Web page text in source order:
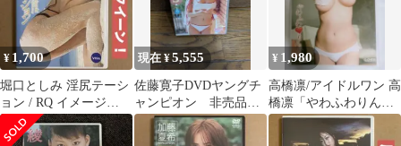
¥ 1,700
堀口としみ 淫尻テーシ
ョン / RQ イメージ
DVD グラビアアイドル
DVD
現在 ¥5,555
佐藤寛子DVDヤングチ
ャンピオン 非売品
DVD 2005年~
¥ 1,980
高橋凛/アイドルワン 高
橋凛「やわふわりんり
ん」 DVD